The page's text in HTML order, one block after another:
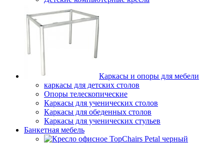
Каркасы и опоры для мебели
каркасы для детских столов
Опоры телескопические
Каркасы для ученических столов
Каркасы для обеденных столов
Каркасы для ученических стульев
Банкетная мебель